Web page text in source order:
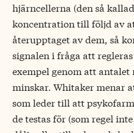
hjärncellerna (den så
koncentration till följd av
återupptaget av dem, så
signalen i fråga att
exempel genom att antalet
minskar. Whitaker menar
som leder till att
de testas för (som regel